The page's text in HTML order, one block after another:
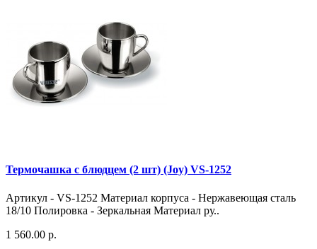
Термочашка с блюдцем (2 шт) (Joy) VS-1252
Артикул - VS-1252 Материал корпуса - Нержавеющая сталь
18/10 Полировка - Зеркальная Материал ру..
1 560.00 р.